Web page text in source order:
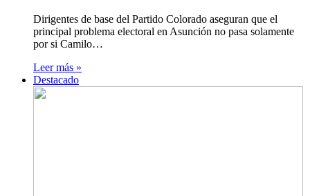
Dirigentes de base del Partido Colorado aseguran que el
principal problema electoral en Asunción no pasa solamente
por si Camilo…
Leer más »
Destacado